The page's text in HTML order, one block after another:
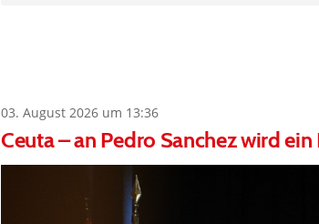
03. August 2026 um 13:36
Ceuta – an Pedro Sanchez wird